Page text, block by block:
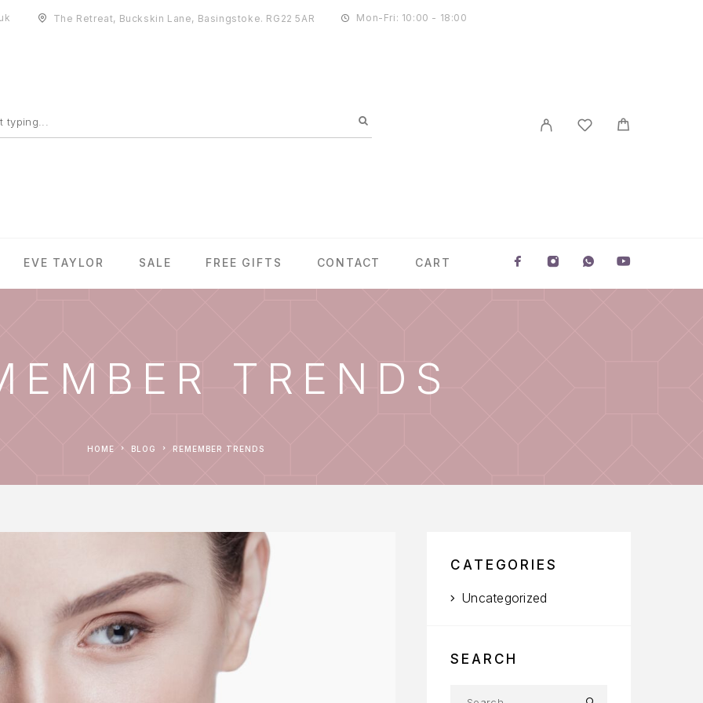
The Retreat, Buckskin Lane, Basingstoke. RG22 5AR Mon-Fri: 10:00 - 18:00
EVE TAYLOR SALE FREE GIFTS CONTACT CART
TRENDS
HOME BLOG REMEMBER TRENDS
CATEGORIES
Uncategorized
SEARCH